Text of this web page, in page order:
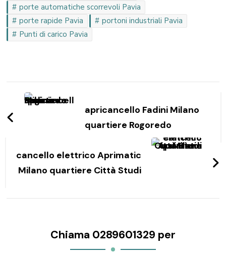
porte automatiche scorrevoli Pavia
porte rapide Pavia
portoni industriali Pavia
Punti di carico Pavia
Navigazione
articoli
apricancello Fadini Milano
quartiere Rogoredo
cancello elettrico Aprimatic
Milano quartiere Città Studi
Chiama 0289601329 per